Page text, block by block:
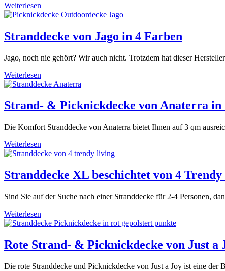
Weiterlesen
Stranddecke von Jago in 4 Farben
Jago, noch nie gehört? Wir auch nicht. Trotzdem hat dieser
Weiterlesen
Strand- & Picknickdecke von Anaterra in
Die Komfort Stranddecke von Anaterra bietet Ihnen auf 3 qm
Weiterlesen
Stranddecke XL beschichtet von 4
Sind Sie auf der Suche nach einer Stranddecke für 2-4 Personen,
Weiterlesen
Rote Strand- & Picknickdecke von Just a
Die rote Stranddecke und Picknickdecke von Just a Joy ist eine